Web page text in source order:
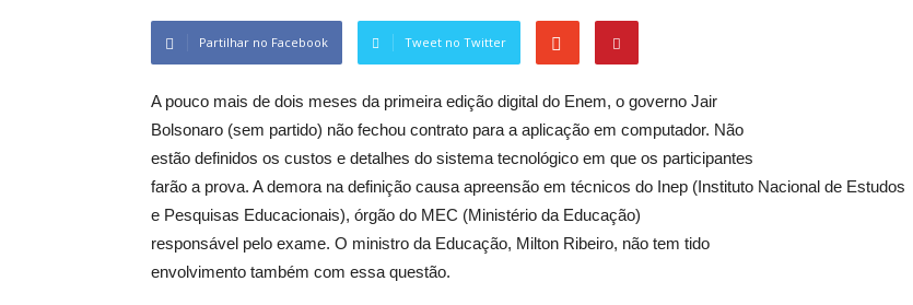
Partilhar no Facebook Tweet no Twitter
A pouco mais de dois meses da primeira edição digital do Enem, o governo Jair
Bolsonaro (sem partido) não fechou contrato para a aplicação em computador. Não
estão definidos os custos e detalhes do sistema tecnológico em que os participantes
farão a prova. A demora na definição causa apreensão em técnicos do Inep (Instituto Nacional de Estudos
e Pesquisas Educacionais), órgão do MEC (Ministério da Educação)
responsável pelo exame. O ministro da Educação, Milton Ribeiro, não tem tido
envolvimento também com essa questão.